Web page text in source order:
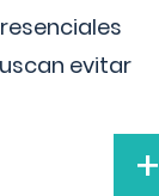
evitar
+